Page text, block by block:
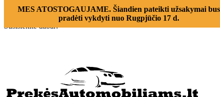
MES ATOSTOGAUJAME. Šiandien pateikti užsakymai bus
pradėti vykdyti nuo Rugpjūčio 17 d.
Prisijungti
Susisiekite su mumis
Susisiekite dabar:+370 655 12221